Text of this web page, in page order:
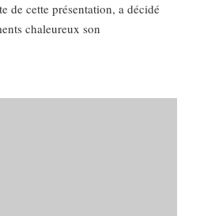
de cette présentation, a décidé
chaleureux son